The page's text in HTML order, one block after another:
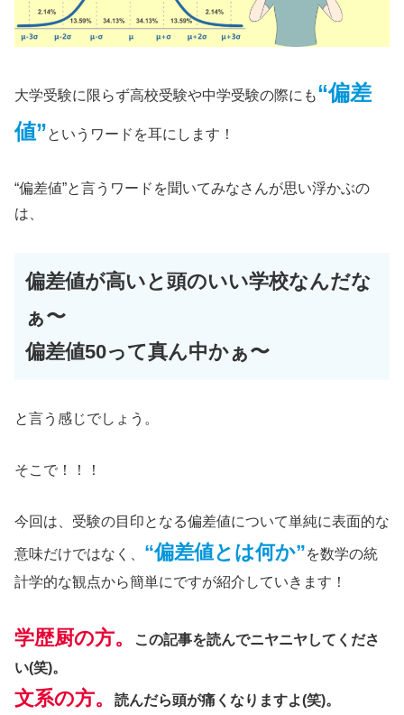
大学受験に限らず高校受験や中学受験の際にも“偏差
値”というワードを耳にします！
“偏差値”と言うワードを聞いてみなさんが思い浮かぶの
は、
偏差値が高いと頭のいい学校なんだな
ぁ〜
偏差値50って真ん中かぁ〜
と言う感じでしょう。
そこで！！！
今回は、受験の目印となる偏差値について単純に表面的な
意味だけではなく、 “偏差値とは何か”を数学の統
計学的な観点から簡単にですが紹介していきます！
学歴厨の方。
この記事を読んでニヤニヤしてくださ
い(笑)。
文系の方。 読んだら頭が痛くなりますよ(笑)。